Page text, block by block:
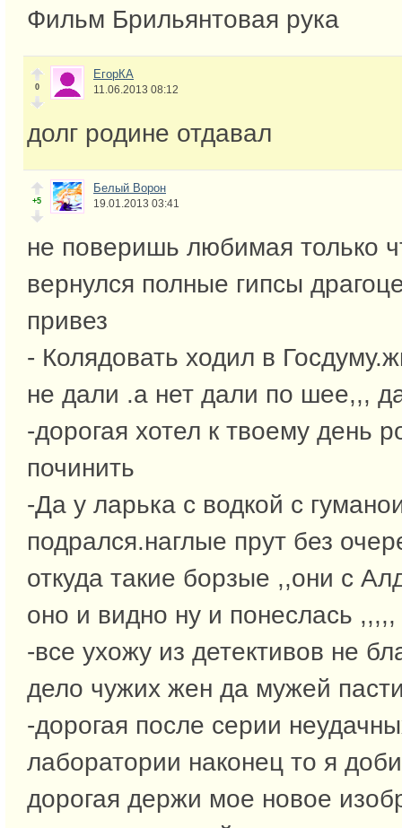
Фильм Брильянтовая рука
0
ЕгорКА
11.06.2013 08:12
долг родине отдавал
+5
Белый Ворон
19.01.2013 03:41
не поверишь любимая только
вернулся полные гипсы
привез
- Колядовать ходил в
не дали .а нет дали по шее,,,
-дорогая хотел к твоему день
починить
-Да у ларька с водкой с
подрался.наглые прут без
откуда такие борзые ,,они с
оно и видно ну и понеслась ,,,,,
-все ухожу из детективов не
дело чужих жен да мужей
-дорогая после серии
лаборатории наконец то я
дорогая держи мое новое